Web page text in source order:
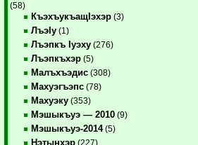
(58)
КъэхъукъащIэхэр (3)
ЛъэIу (1)
Лъэпкъ Iуэху (276)
Лъэпкъхэр (5)
Малъхъэдис (308)
Махуэгъэпс (78)
Махуэку (353)
Мэшыкъуэ — 2010 (9)
Мэшыкъуэ-2014(5)
Нэтынхэр (227)